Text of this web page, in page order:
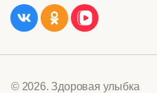
© 2026. Здоровая улыбка